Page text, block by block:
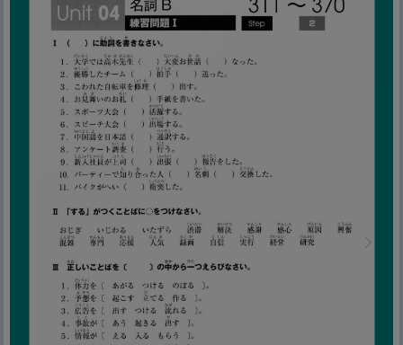
Unit 01 - Danh từ A【Từ vựng số 1 ～ 120】
Unit 01 – Danh từ A – Bài 1
Unit 01 – Danh từ A – Bài 2
Unit 01 – Danh từ A – Bài 3
Unit 01 – Danh từ A – Bài 4